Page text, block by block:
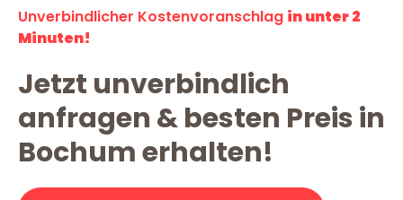
Unverbindlicher Kostenvoranschlag in unter 2
Minuten!
Jetzt unverbindlich
anfragen & besten Preis in
Bochum erhalten!